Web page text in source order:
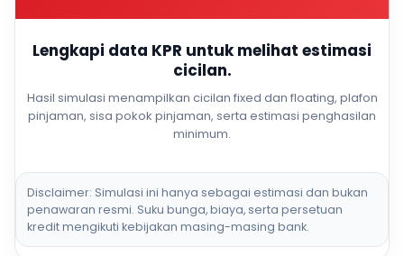
Lengkapi data KPR untuk melihat estimasi
cicilan.
Hasil simulasi menampilkan cicilan fixed dan floating, plafon
pinjaman, sisa pokok pinjaman, serta estimasi penghasilan
minimum.
Disclaimer: Simulasi ini hanya sebagai estimasi dan bukan
penawaran resmi. Suku bunga, biaya, serta persetuan
kredit mengikuti kebijakan masing-masing bank.